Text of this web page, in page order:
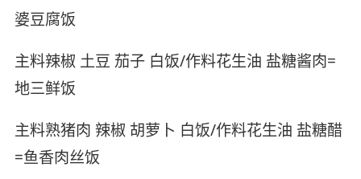
婆豆腐饭
主料辣椒 土豆 茄子 白饭/作料花生油 盐糖酱肉=
地三鲜饭
主料熟猪肉 辣椒 胡萝卜 白饭/作料花生油 盐糖醋
=鱼香肉丝饭